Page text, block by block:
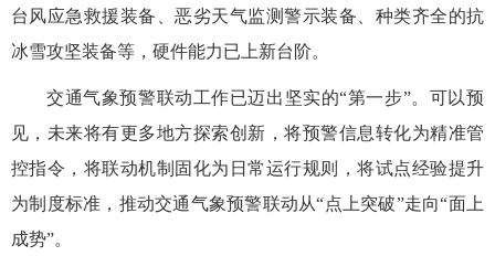
台风应急救援装备、恶劣天气监测警示装备、种类齐全的抗
冰雪攻坚装备等，硬件能力已上新台阶。
交通气象预警联动工作已迈出坚实的“第一步”。可以预
见，未来将有更多地方探索创新，将预警信息转化为精准管
控指令，将联动机制固化为日常运行规则，将试点经验提升
为制度标准，推动交通气象预警联动从“点上突破”走向“面上
成势”。